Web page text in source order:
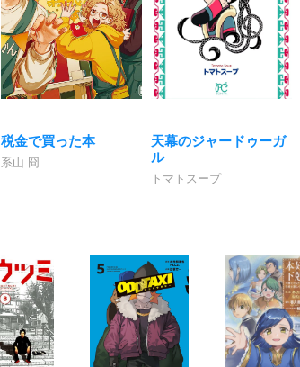
税金で買った本
系山 冏
天幕のジャードゥーガ
ル
トマトスープ